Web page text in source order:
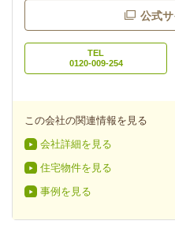
公式
TEL
0120-009-254
この会社の関連情報を見る
会社詳細を見る
住宅物件を見る
事例を見る